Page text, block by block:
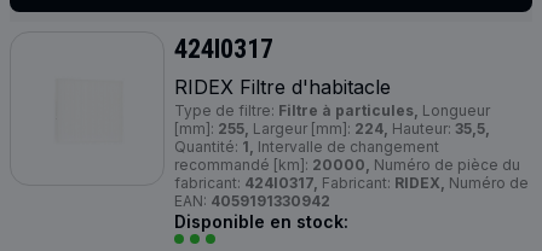
424I0317
RIDEX Filtre d'habitacle
Type de filtre: Filtre à particules, Longueur
[mm]: 255, Largeur [mm]: 224, Hauteur: 35,5,
Quantité: 1, Intervalle de changement
recommandé [km]: 20000, Numéro de pièce du
fabricant: 424I0317, Fabricant: RIDEX, Numéro de
EAN: 4059191330942
Disponible en stock: